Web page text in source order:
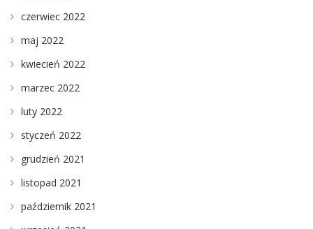
czerwiec 2022
maj 2022
kwiecień 2022
marzec 2022
luty 2022
styczeń 2022
grudzień 2021
listopad 2021
październik 2021